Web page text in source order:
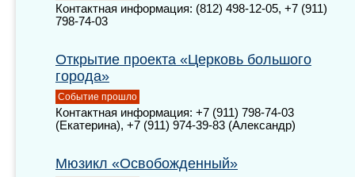
Контактная информация: (812) 498-12-05, +7 (911)
798-74-03
Открытие проекта «Церковь большого
города»
Событие прошло
Контактная информация: +7 (911) 798-74-03
(Екатерина), +7 (911) 974-39-83 (Александр)
Мюзикл «Освобожденный»